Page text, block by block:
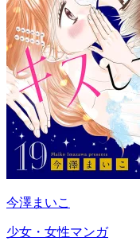
今澤まいこ
少女・女性マンガ